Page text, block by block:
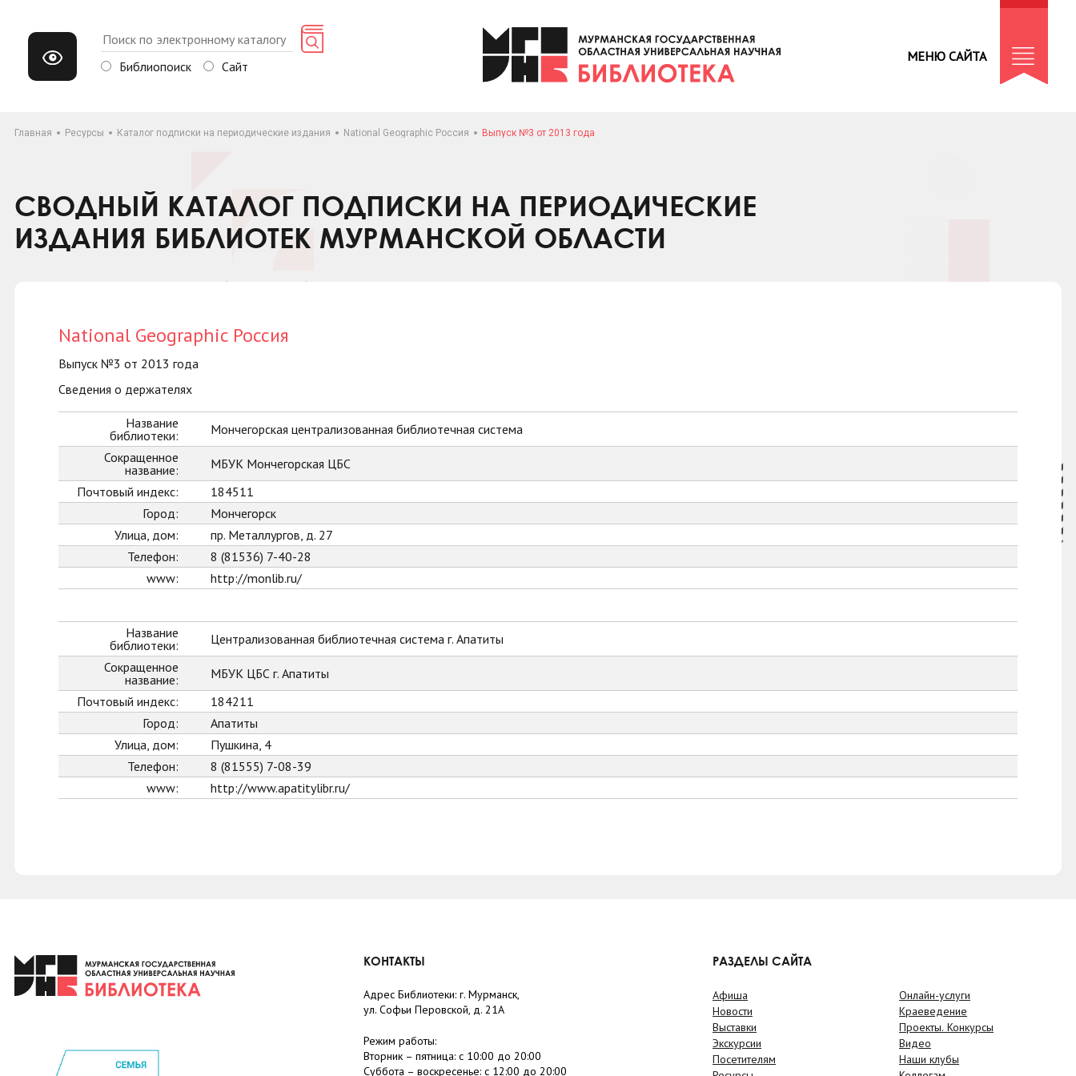
Библиопоиск Сайт
МЕНЮ САЙТА
Главная Ресурсы Каталог подписки на периодические издания National Geographic Россия Выпуск №3 от 2013 года
СВОДНЫЙ КАТАЛОГ ПОДПИСКИ НА ПЕРИОДИЧЕСКИЕ
ИЗДАНИЯ БИБЛИОТЕК МУРМАНСКОЙ ОБЛАСТИ
National Geographic Россия
Выпуск №3 от 2013 года
Сведения о держателях
Название
библиотеки:
Мончегорская централизованная библиотечная система
Сокращенное
название:
МБУК Мончегорская ЦБС
Почтовый индекс:
184511
Город:
Мончегорск
Улица, дом:
пр. Металлургов, д. 27
Телефон:
8 (81536) 7-40-28
www:
http://monlib.ru/
Название
библиотеки:
Централизованная библиотечная система г. Апатиты
Сокращенное
название:
МБУК ЦБС г. Апатиты
Почтовый индекс:
184211
Город:
Апатиты
Улица, дом:
Пушкина, 4
Телефон:
8 (81555) 7-08-39
www:
http://www.apatitylibr.ru/
КОНТАКТЫ
Адрес Библиотеки: г. Мурманск,
ул. Софьи Перовской, д. 21А
Режим работы:
Вторник – пятница: с 10:00 до 20:00
Суббота – воскресенье: c 12:00 до 20:00
РАЗДЕЛЫ САЙТА
Афиша
Новости
Выставки
Экскурсии
Посетителям
Онлайн-услуги
Краеведение
Проекты. Конкурсы
Видео
Наши клубы